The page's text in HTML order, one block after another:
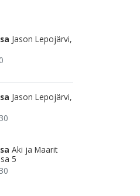
Jason Lepojärvi,
Jason Lepojärvi,
Aki ja Maarit
5